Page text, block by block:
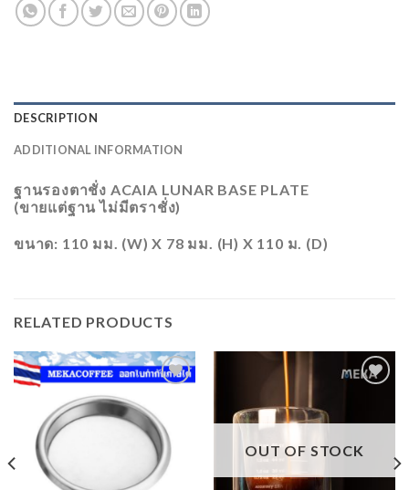
DESCRIPTION
ADDITIONAL INFORMATION
ฐานรองตาชั่ง ACAIA LUNAR BASE PLATE
(ขายแต่ฐาน ไม่มีตราชั่ง)
ขนาด: 110 มม. (W) X 78 มม. (H) X 110 ม. (D)
RELATED PRODUCTS
TO
WISHLIST
OUT OF STOCK